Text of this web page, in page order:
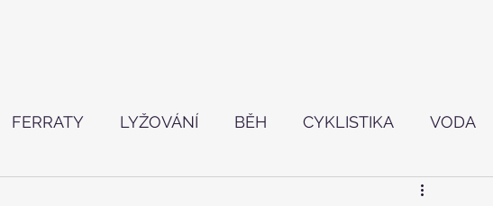
FERRATY LYŽOVÁNÍ BĚH CYKLISTIKA VODA